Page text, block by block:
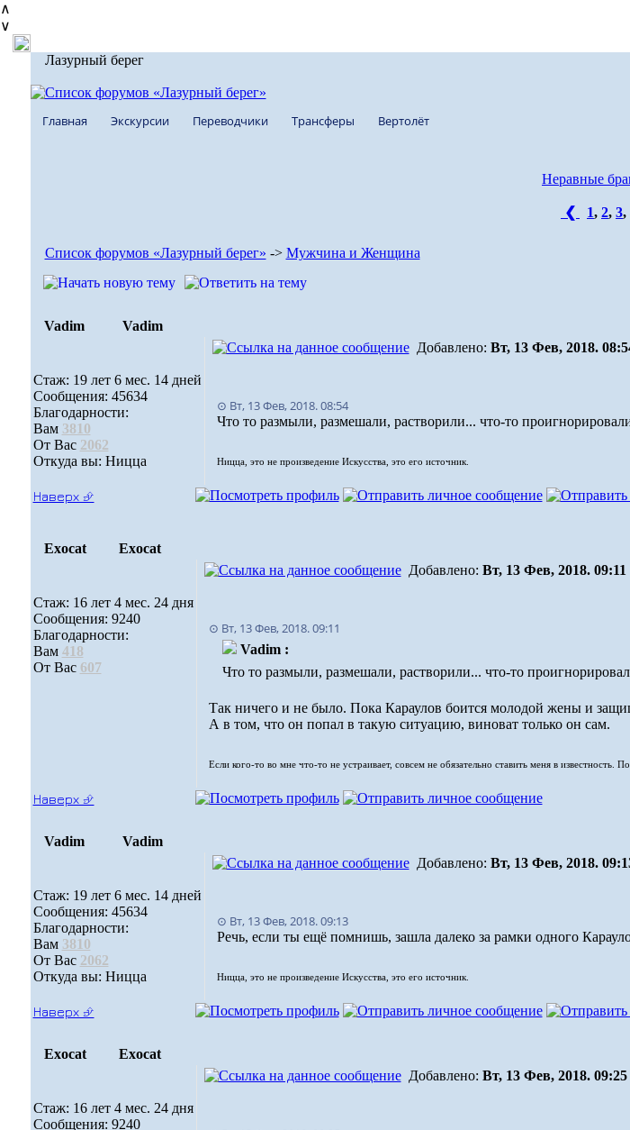
∧
∨
Лазурный берег
Главная Экскурсии Переводчики Трансферы Вертолёт
Неравные
❮ 1, 2, 3,
Список форумов «Лазурный берег» -> Мужчина и Женщина
Vadim Vadim
Стаж: 19 лет 6 мес. 14 дней
Сообщения: 45634
Благодарности:
Вам 3810
От Вас 2062
Откуда вы: Ницца
Добавлено: Вт, 13 Фев, 2018.
⊙ Вт, 13 Фев, 2018. 08:54
Что то размыли, размешали, растворили... что-то
Ницца, это не произведение Искусства, это его источник.
Наверх ⮵
Exocat Exocat
Стаж: 16 лет 4 мес. 24 дня
Сообщения: 9240
Благодарности:
Вам 418
От Вас 607
Добавлено: Вт, 13 Фев, 2018. 09:11
⊙ Вт, 13 Фев, 2018. 09:11
Vadim :
Что то размыли, размешали, растворили... что-то
Так ничего и не было. Пока Караулов боится молодой жены и
А в том, что он попал в такую ситуацию, виноват только он сам.
Если кого-то во мне что-то не устраивает, совсем не обязательно ставить меня в известность.
Наверх ⮵
Vadim Vadim
Стаж: 19 лет 6 мес. 14 дней
Сообщения: 45634
Благодарности:
Вам 3810
От Вас 2062
Откуда вы: Ницца
Добавлено: Вт, 13 Фев, 2018.
⊙ Вт, 13 Фев, 2018. 09:13
Речь, если ты ещё помнишь, зашла далеко за рамки одного
Ницца, это не произведение Искусства, это его источник.
Наверх ⮵
Exocat Exocat
Стаж: 16 лет 4 мес. 24 дня
Сообщения: 9240
Добавлено: Вт, 13 Фев, 2018. 09:25